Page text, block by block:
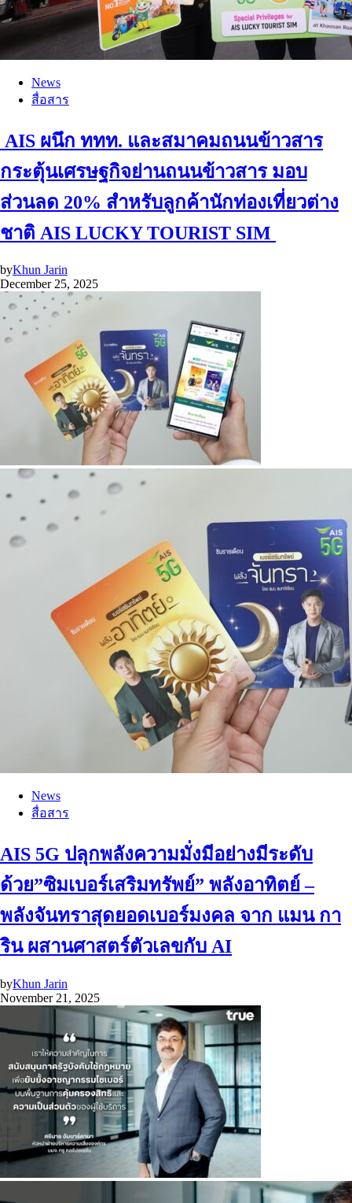
News
สื่อสาร
AIS ผนึก ททท. และสมาคมถนนข้าวสาร
กระตุ้นเศรษฐกิจย่านถนนข้าวสาร มอบ
ส่วนลด 20% สำหรับลูกค้านักท่องเที่ยวต่าง
ชาติ AIS LUCKY TOURIST SIM
byKhun Jarin
December 25, 2025
News
สื่อสาร
AIS 5G ปลุกพลังความมั่งมีอย่างมีระดับ
ด้วย”ซิมเบอร์เสริมทรัพย์” พลังอาทิตย์ –
พลังจันทราสุดยอดเบอร์มงคล จาก แมน กา
ริน ผสานศาสตร์ตัวเลขกับ AI
byKhun Jarin
November 21, 2025